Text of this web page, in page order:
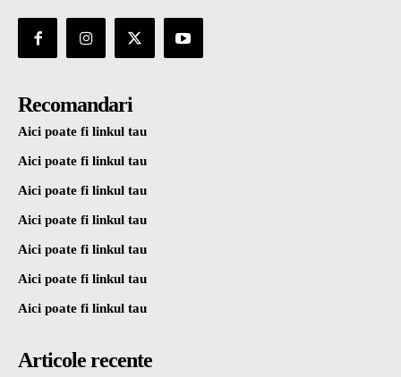
Recomandari
Aici poate fi linkul tau
Aici poate fi linkul tau
Aici poate fi linkul tau
Aici poate fi linkul tau
Aici poate fi linkul tau
Aici poate fi linkul tau
Aici poate fi linkul tau
Articole recente